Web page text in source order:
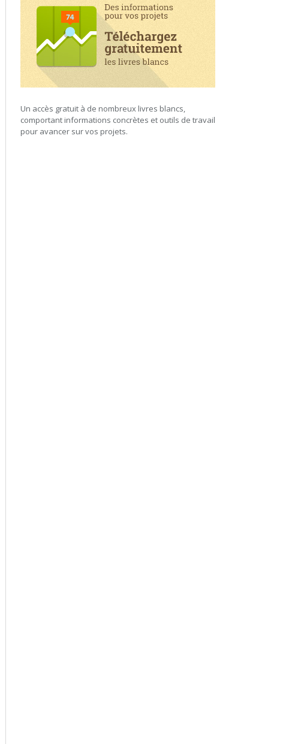
Un accès gratuit à de nombreux livres blancs,
comportant informations concrètes et outils de travail
pour avancer sur vos projets.